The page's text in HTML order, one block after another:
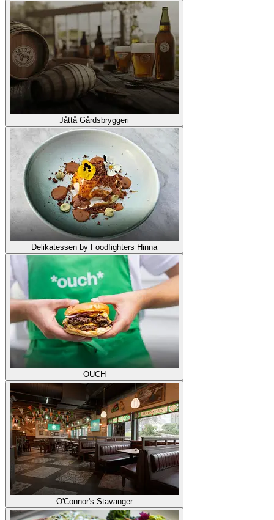
Jåttå Gårdsbryggeri
Delikatessen by Foodfighters Hinna
OUCH
O'Connor's Stavanger